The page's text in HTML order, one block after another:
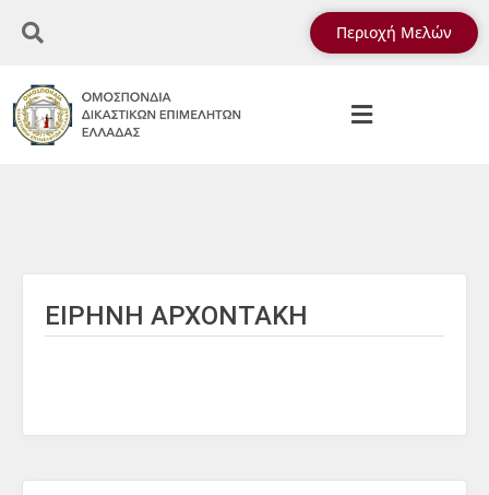
Περιοχή Μελών
ΕΙΡΗΝΗ ΑΡΧΟΝΤΑΚΗ